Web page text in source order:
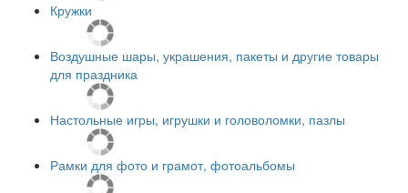
Кружки
Воздушные шары, украшения, пакеты и другие товары
для праздника
Настольные игры, игрушки и головоломки, пазлы
Рамки для фото и грамот, фотоальбомы